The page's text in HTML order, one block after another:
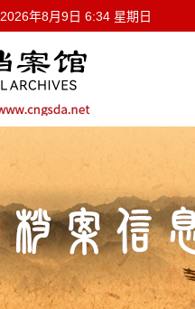
2026年8月9日 6:34 星期日